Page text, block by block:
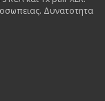
Δυνατοτητα